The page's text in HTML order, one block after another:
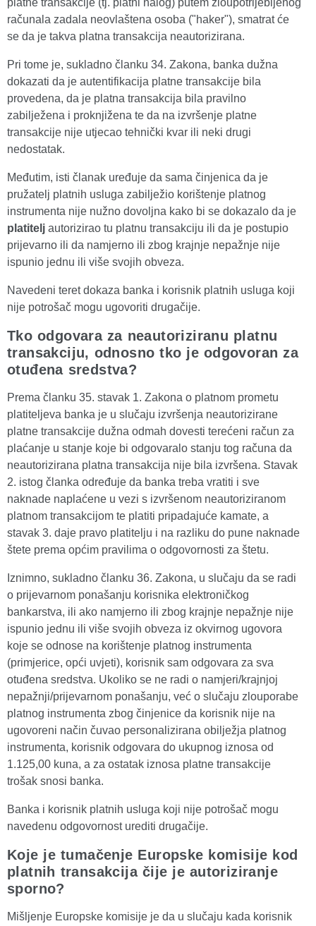
platne transakcije (tj. platni nalog) putem zloupotrijebljenog
računala zadala neovlaštena osoba ("haker"), smatrat će
se da je takva platna transakcija neautorizirana.
Pri tome je, sukladno članku 34. Zakona, banka dužna
dokazati da je autentifikacija platne transakcije bila
provedena, da je platna transakcija bila pravilno
zabilježena i proknjižena te da na izvršenje platne
transakcije nije utjecao tehnički kvar ili neki drugi
nedostatak.
Međutim, isti članak uređuje da sama činjenica da je
pružatelj platnih usluga zabilježio korištenje platnog
instrumenta nije nužno dovoljna kako bi se dokazalo da je
platitelj autorizirao tu platnu transakciju ili da je postupio
prijevarno ili da namjerno ili zbog krajnje nepažnje nije
ispunio jednu ili više svojih obveza.
Navedeni teret dokaza banka i korisnik platnih usluga koji
nije potrošač mogu ugovoriti drugačije.
Tko odgovara za neautoriziranu platnu
transakciju, odnosno tko je odgovoran za
otuđena sredstva?
Prema članku 35. stavak 1. Zakona o platnom prometu
platiteljeva banka je u slučaju izvršenja neautorizirane
platne transakcije dužna odmah dovesti terećeni račun za
plaćanje u stanje koje bi odgovaralo stanju tog računa da
neautorizirana platna transakcija nije bila izvršena. Stavak
2. istog članka određuje da banka treba vratiti i sve
naknade naplaćene u vezi s izvršenom neautoriziranom
platnom transakcijom te platiti pripadajuće kamate, a
stavak 3. daje pravo platitelju i na razliku do pune naknade
štete prema općim pravilima o odgovornosti za štetu.
Iznimno, sukladno članku 36. Zakona, u slučaju da se radi
o prijevarnom ponašanju korisnika elektroničkog
bankarstva, ili ako namjerno ili zbog krajnje nepažnje nije
ispunio jednu ili više svojih obveza iz okvirnog ugovora
koje se odnose na korištenje platnog instrumenta
(primjerice, opći uvjeti), korisnik sam odgovara za sva
otuđena sredstva. Ukoliko se ne radi o namjeri/krajnjoj
nepažnji/prijevarnom ponašanju, već o slučaju zlouporabe
platnog instrumenta zbog činjenice da korisnik nije na
ugovoreni način čuvao personalizirana obilježja platnog
instrumenta, korisnik odgovara do ukupnog iznosa od
1.125,00 kuna, a za ostatak iznosa platne transakcije
trošak snosi banka.
Banka i korisnik platnih usluga koji nije potrošač mogu
navedenu odgovornost urediti drugačije.
Koje je tumačenje Europske komisije kod
platnih transakcija čije je autoriziranje
sporno?
Mišljenje Europske komisije je da u slučaju kada korisnik